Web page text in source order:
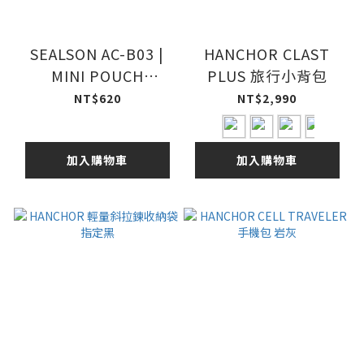
SEALSON AC-B03 |
MINI POUCH
Ecopak™ EPLX200 /
NT$620
加入購物車
HANCHOR CLAST
PLUS 旅行小背包
NT$2,990
加入購物車